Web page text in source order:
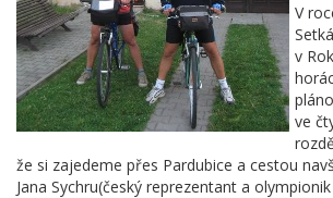
V
v
ve
že si zajedeme přes Pardubice a cestou
Jana Sychru(český reprezentant a